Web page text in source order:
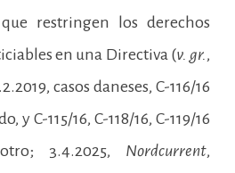
restringen los derechos
en una Directiva (v. gr.,
casos daneses, C-116/16
y C-115/16, C-118/16, C-119/16
3.4.2025, Nordcurrent,